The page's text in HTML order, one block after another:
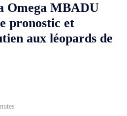
Omega MBADU
pronostic et
aux léopards de